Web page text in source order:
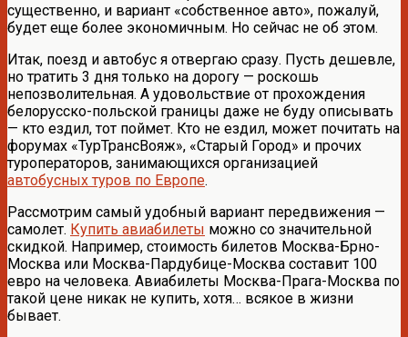
существенно, и вариант «собственное авто», пожалуй,
будет еще более экономичным. Но сейчас не об этом.
Итак, поезд и автобус я отвергаю сразу. Пусть дешевле,
но тратить 3 дня только на дорогу — роскошь
непозволительная. А удовольствие от прохождения
белорусско-польской границы даже не буду описывать
— кто ездил, тот поймет. Кто не ездил, может почитать на
форумах «ТурТрансВояж», «Старый Город» и прочих
туроператоров, занимающихся организацией
автобусных туров по Европе.
Рассмотрим самый удобный вариант передвижения —
самолет. Купить авиабилеты можно со значительной
скидкой. Например, стоимость билетов Москва-Брно-
Москва или Москва-Пардубице-Москва составит 100
евро на человека. Авиабилеты Москва-Прага-Москва по
такой цене никак не купить, хотя… всякое в жизни
бывает.